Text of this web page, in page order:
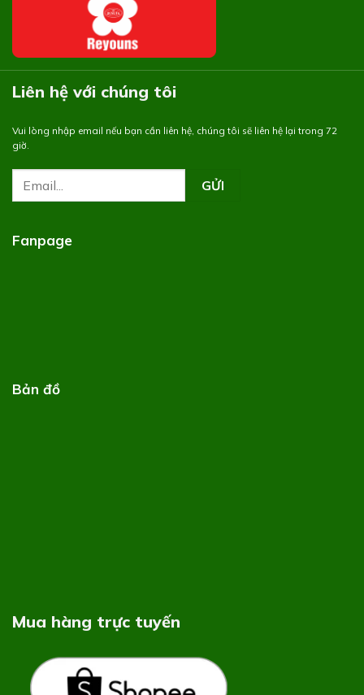
Liên hệ với chúng tôi
Vui lòng nhập email nếu bạn cần liên hệ, chúng tôi sẽ liên hệ lại trong 72
giờ.
Fanpage
Bản đồ
Mua hàng trực tuyến